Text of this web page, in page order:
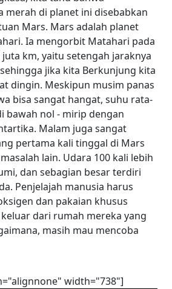
merah di planet ini disebabkan
Mars. Mars adalah planet
Ia mengorbit Matahari pada
km, yaitu setengah jaraknya
jika kita Berkunjung kita
dingin. Meskipun musim panas
bisa sangat hangat, suhu rata-
bawah nol - mirip dengan
Malam juga sangat
pertama kali tinggal di Mars
lain. Udara 100 kali lebih
dan sebagian besar terdiri
Penjelajah manusia harus
dan pakaian khusus
dari rumah mereka yang
masih mau mencoba
width="738"]